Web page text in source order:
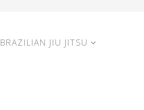
BRAZILIAN JIU JITSU